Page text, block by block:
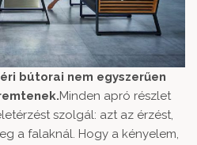
bútorai nem egyszerűen
Minden apró részlet
szolgál: azt az érzést,
a falaknál. Hogy a kényelem,